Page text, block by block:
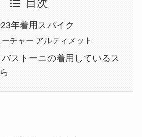
目次
年着用スパイク
チャー アルティメット
バストーニの着用しているス